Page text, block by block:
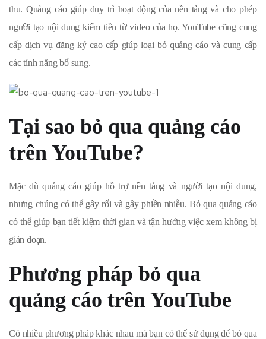
thu. Quảng cáo giúp duy trì hoạt động của nền tảng và cho phép
người tạo nội dung kiếm tiền từ video của họ. YouTube cũng cung
cấp dịch vụ đăng ký cao cấp giúp loại bỏ quảng cáo và cung cấp
các tính năng bổ sung.
Tại sao bỏ qua quảng cáo
trên YouTube?
Mặc dù quảng cáo giúp hỗ trợ nền tảng và người tạo nội dung,
nhưng chúng có thể gây rối và gây phiền nhiễu. Bỏ qua quảng cáo
có thể giúp bạn tiết kiệm thời gian và tận hưởng việc xem không bị
gián đoạn.
Phương pháp bỏ qua
quảng cáo trên YouTube
Có nhiều phương pháp khác nhau mà bạn có thể sử dụng để bỏ qua